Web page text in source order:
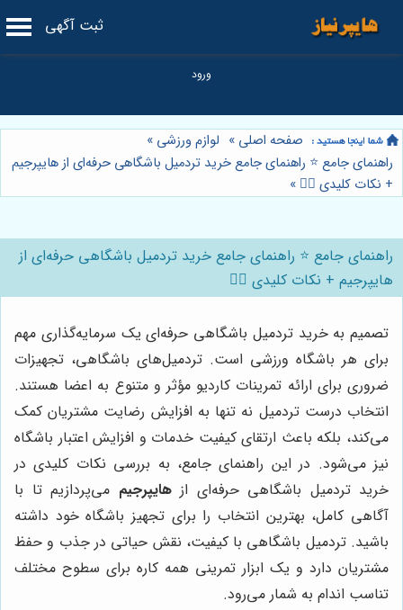
ثبت آگهی
صفحه اصلی » لوازم ورزشی »
راهنمای جامع ⭐️ راهنمای جامع خرید تردمیل باشگاهی حرفه‌ای از هایپرجیم
+ نکات کلیدی 🏋️‍♂️ »
راهنمای جامع ⭐️ راهنمای جامع خرید تردمیل باشگاهی حرفه‌ای از
هایپرجیم + نکات کلیدی 🏋️‍♂️
تصمیم به خرید تردمیل باشگاهی حرفه‌ای یک سرمایه‌گذاری مهم
برای هر باشگاه ورزشی است. تردمیل‌های باشگاهی، تجهیزات
ضروری برای ارائه تمرینات کاردیو مؤثر و متنوع به اعضا هستند.
انتخاب درست تردمیل نه تنها به افزایش رضایت مشتریان کمک
می‌کند، بلکه باعث ارتقای کیفیت خدمات و افزایش اعتبار باشگاه
نیز می‌شود. در این راهنمای جامع، به بررسی نکات کلیدی در
خرید تردمیل باشگاهی حرفه‌ای ازهایپرجیم می‌پردازیم تا با
آگاهی کامل، بهترین انتخاب را برای تجهیز باشگاه خود داشته
باشید. تردمیل باشگاهی با کیفیت، نقش حیاتی در جذب و حفظ
مشتریان دارد و یک ابزار تمرینی همه کاره برای سطوح مختلف
تناسب اندام به شمار می‌رود.